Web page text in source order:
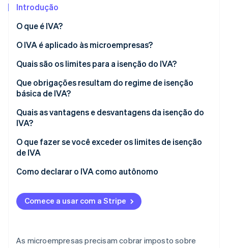
Veja como a Stripe está construindo a infraestrutura
Assista agora
Introdução
O que é IVA?
As diferentes alíquotas de IVA na França
O IVA é aplicado às microempresas?
Quais são os limites para a isenção do IVA?
Que obrigações resultam do regime de isenção
básica de IVA?
Quais as vantagens e desvantagens da isenção do
IVA?
O que fazer se você exceder os limites de isenção
de IVA
Como declarar o IVA como autônomo
Comece a usar com a Stripe
As microempresas precisam cobrar imposto sobre